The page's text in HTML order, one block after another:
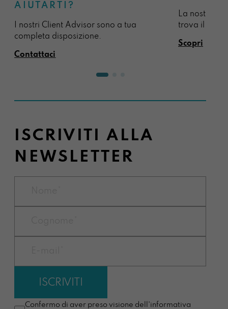
AIUTARTI?
I nostri Client Advisor sono a tua
completa disposizione.
Contattaci
La nostra
trova il
Scopri
ISCRIVITI ALLA
NEWSLETTER
Confermo di aver preso visione dell'informativa